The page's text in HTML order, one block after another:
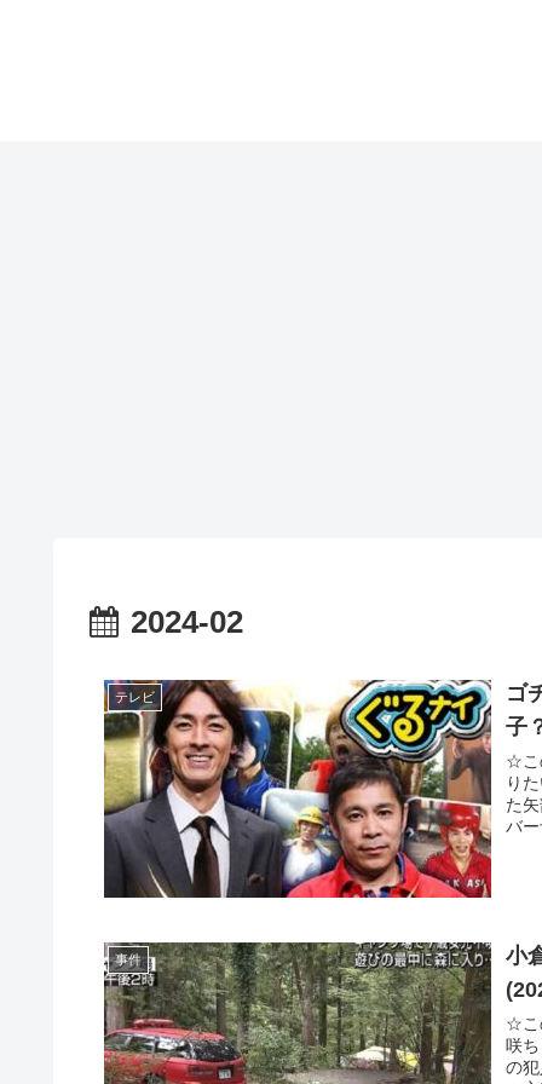
2024-02
テレビ
ゴ
子
☆こ
り
た
バ
事件
小
☆こ
咲
の